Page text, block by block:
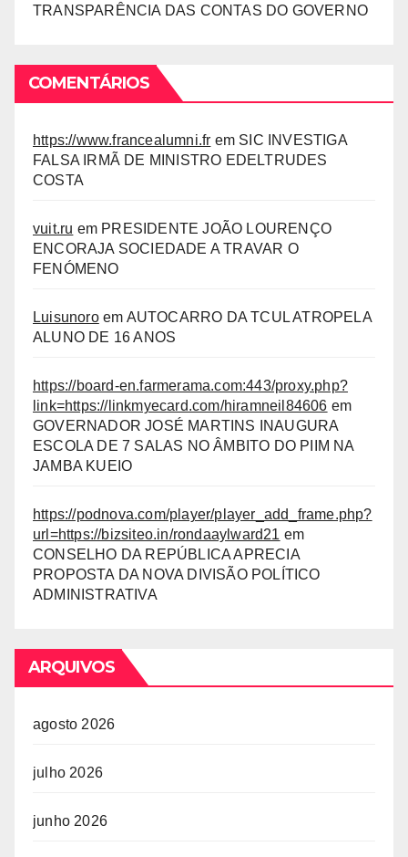
TRANSPARÊNCIA DAS CONTAS DO GOVERNO
COMENTÁRIOS
https://www.francealumni.fr em SIC INVESTIGA
FALSA IRMÃ DE MINISTRO EDELTRUDES
COSTA
vuit.ru em PRESIDENTE JOÃO LOURENÇO
ENCORAJA SOCIEDADE A TRAVAR O
FENÓMENO
Luisunoroem AUTOCARRO DA TCUL ATROPELA
ALUNO DE 16 ANOS
https://board-en.farmerama.com:443/proxy.php?
link=https://linkmyecard.com/hiramneil84606 em
GOVERNADOR JOSÉ MARTINS INAUGURA
ESCOLA DE 7 SALAS NO ÂMBITO DO PIIM NA
JAMBA KUEIO
https://podnova.com/player/player_add_frame.php?
url=https://bizsiteo.in/rondaaylward21 em
CONSELHO DA REPÚBLICA APRECIA
PROPOSTA DA NOVA DIVISÃO POLÍTICO
ADMINISTRATIVA
ARQUIVOS
agosto 2026
julho 2026
junho 2026